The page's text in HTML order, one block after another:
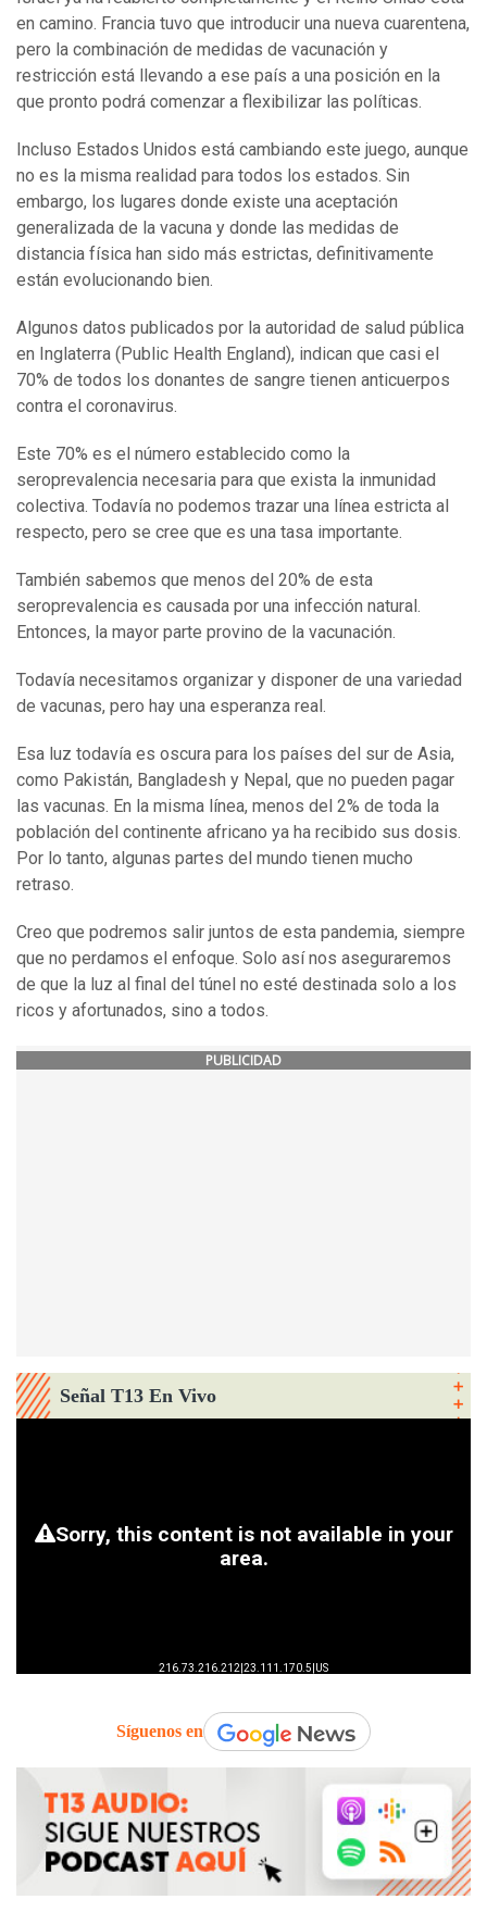
en camino. Francia tuvo que introducir una nueva cuarentena,
pero la combinación de medidas de vacunación y
restricción está llevando a ese país a una posición en la
que pronto podrá comenzar a flexibilizar las políticas.
Incluso Estados Unidos está cambiando este juego, aunque
no es la misma realidad para todos los estados. Sin
embargo, los lugares donde existe una aceptación
generalizada de la vacuna y donde las medidas de
distancia física han sido más estrictas, definitivamente
están evolucionando bien.
Algunos datos publicados por la autoridad de salud pública
en Inglaterra (Public Health England), indican que casi el
70% de todos los donantes de sangre tienen anticuerpos
contra el coronavirus.
Este 70% es el número establecido como la
seroprevalencia necesaria para que exista la inmunidad
colectiva. Todavía no podemos trazar una línea estricta al
respecto, pero se cree que es una tasa importante.
También sabemos que menos del 20% de esta
seroprevalencia es causada por una infección natural.
Entonces, la mayor parte provino de la vacunación.
Todavía necesitamos organizar y disponer de una variedad
de vacunas, pero hay una esperanza real.
Esa luz todavía es oscura para los países del sur de Asia,
como Pakistán, Bangladesh y Nepal, que no pueden pagar
las vacunas. En la misma línea, menos del 2% de toda la
población del continente africano ya ha recibido sus dosis.
Por lo tanto, algunas partes del mundo tienen mucho
retraso.
Creo que podremos salir juntos de esta pandemia, siempre
que no perdamos el enfoque. Solo así nos aseguraremos
de que la luz al final del túnel no esté destinada solo a los
ricos y afortunados, sino a todos.
PUBLICIDAD
Señal T13 En Vivo
Síguenos en